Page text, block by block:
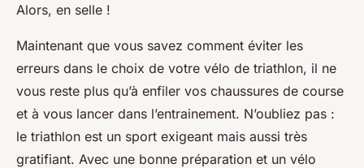
Alors, en selle !
Maintenant que vous savez comment éviter les
erreurs dans le choix de votre vélo de triathlon, il ne
vous reste plus qu’à enfiler vos chaussures de course
et à vous lancer dans l’entrainement. N’oubliez pas :
le triathlon est un sport exigeant mais aussi très
gratifiant. Avec une bonne préparation et un vélo